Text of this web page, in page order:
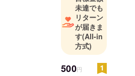
未達でも
リターン
が届きま
す(All-in
方式)
500円